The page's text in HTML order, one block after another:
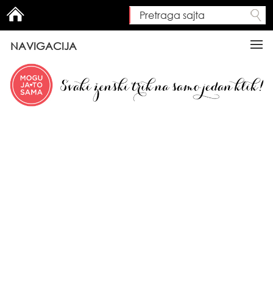
Search form
Pretraga sajta
NAVIGACIJA